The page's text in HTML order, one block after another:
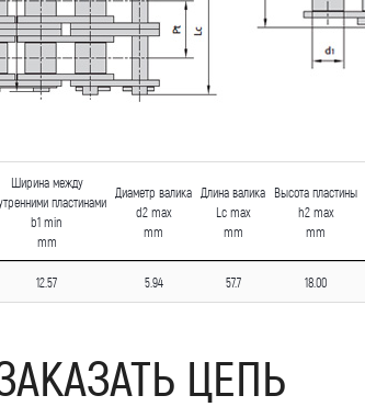
Ширина между
пластинами
b1 min
mm
Диаметр валика
d2 max
mm
Длина валика
Lc max
mm
Высота пластины
h2 max
mm
12.57 5.94 57.7 18.00
ЦЕПЬ